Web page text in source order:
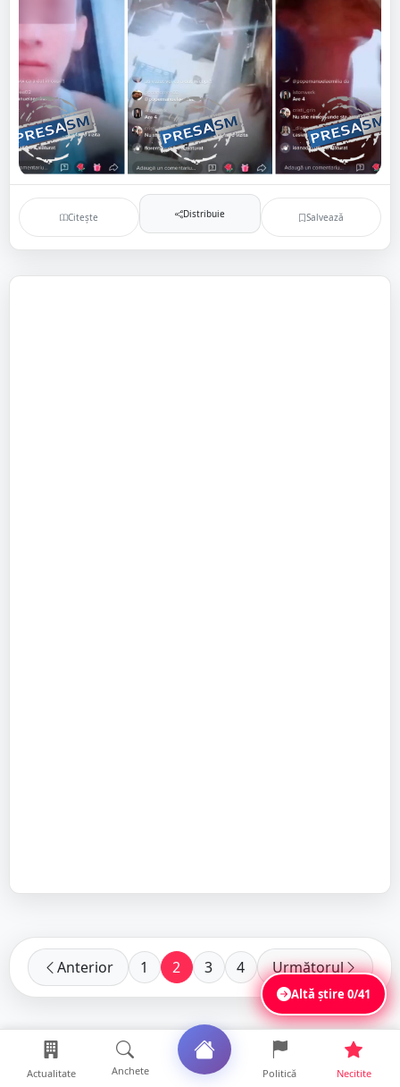
Citește Distribuie Salvează
Anterior 1 2 3 4 Următorul
Altă știre0/41
Actualitate Anchete Politică Necitite